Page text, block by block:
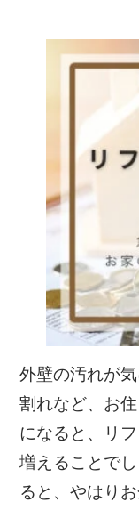
外壁の汚れが
割れなど、お
になると、リ
増えることで
ると、やはり